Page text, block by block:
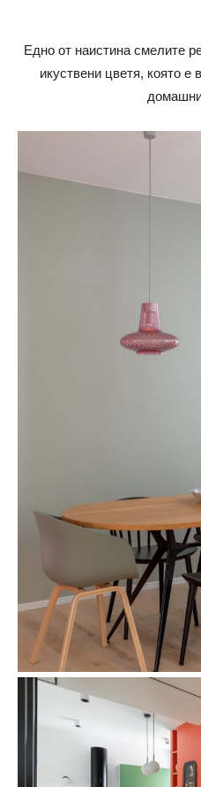
Едно от наистина смелите
икуствени цветя, която е